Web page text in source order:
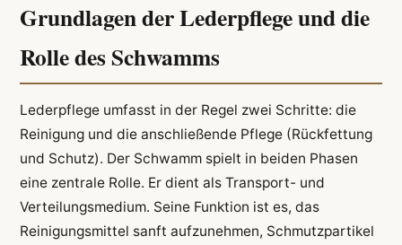
Grundlagen der Lederpflege und die
Rolle des Schwamms
Lederpflege umfasst in der Regel zwei Schritte: die
Reinigung und die anschließende Pflege (Rückfettung
und Schutz). Der Schwamm spielt in beiden Phasen
eine zentrale Rolle. Er dient als Transport- und
Verteilungsmedium. Seine Funktion ist es, das
Reinigungsmittel sanft aufzunehmen, Schmutzpartikel